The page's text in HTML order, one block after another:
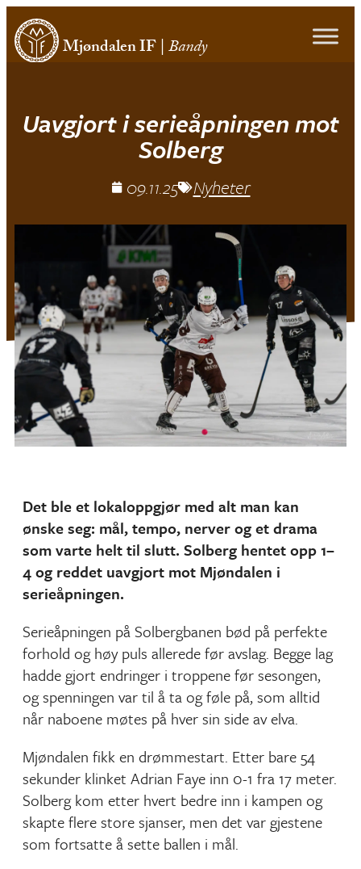
Mjøndalen IF|Bandy
Uavgjort i serieåpningen mot
Solberg
09.11.25 Nyheter
Det ble et lokaloppgjør med alt man kan
ønske seg: mål, tempo, nerver og et drama
som varte helt til slutt. Solberg hentet opp 1–
4 og reddet uavgjort mot Mjøndalen i
serieåpningen.
Serieåpningen på Solbergbanen bød på perfekte
forhold og høy puls allerede før avslag. Begge lag
hadde gjort endringer i troppene før sesongen,
og spenningen var til å ta og føle på, som alltid
når naboene møtes på hver sin side av elva.
Mjøndalen fikk en drømmestart. Etter bare 54
sekunder klinket Adrian Faye inn 0-1 fra 17 meter.
Solberg kom etter hvert bedre inn i kampen og
skapte flere store sjanser, men det var gjestene
som fortsatte å sette ballen i mål.